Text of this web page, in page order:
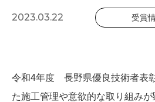
2023.03.22 受賞
令和4年度 長野県優良技術者表
た施工管理や意欲的な取り組み